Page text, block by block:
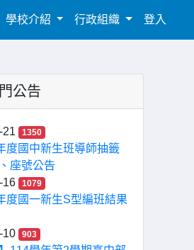
學校介紹 行政組織 登入
公告
21 1350
度國中新生班導師抽籤
座號公告
16
1079
度國一新生S型編班結果
10
903